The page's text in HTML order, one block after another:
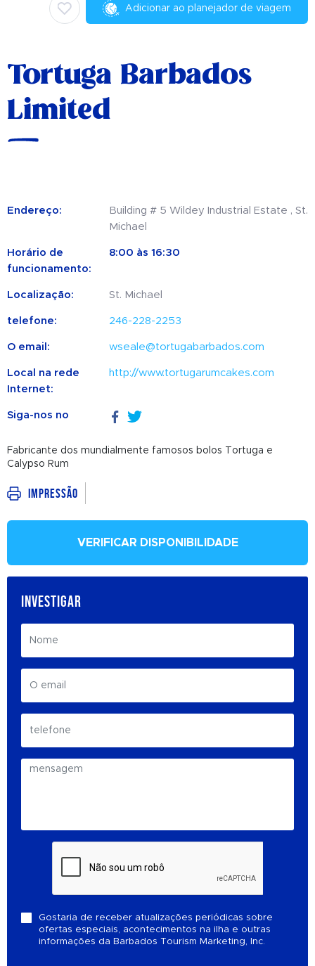
Adicionar ao planejador de viagem
Tortuga Barbados
Limited
Endereço:
Building # 5 Wildey Industrial Estate , St.
Michael
Horário de
funcionamento:
8:00 às 16:30
Localização: St. Michael
telefone: 246-228-2253
O email: wseale@tortugabarbados.com
Local na rede
Internet:
http://www.tortugarumcakes.com
Siga-nos no
Fabricante dos mundialmente famosos bolos Tortuga e
Calypso Rum
Impressão
VERIFICAR DISPONIBILIDADE
INVESTIGAR
Gostaria de receber atualizações periódicas sobre
ofertas especiais, acontecimentos na ilha e outras
informações da Barbados Tourism Marketing, Inc.